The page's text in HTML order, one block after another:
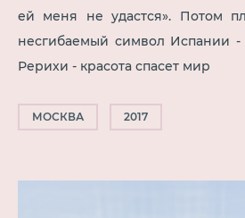
ей меня не удастся». Потом
несгибаемый символ Испании
Рерихи - красота спасет мир
МОСКВА 2017